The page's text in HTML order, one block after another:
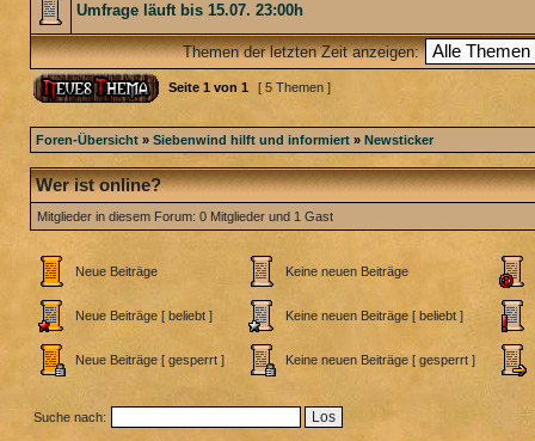
Umfrage läuft bis 15.07. 23:00h
Themen der letzten Zeit anzeigen:
Seite 1 von 1 [ 5 Themen ]
Foren-Übersicht » Siebenwind hilft und informiert » Newsticker
Wer ist online?
Mitglieder in diesem Forum: 0 Mitglieder und 1 Gast
Neue Beiträge Keine neuen Beiträge
Neue Beiträge [ beliebt ] Keine neuen Beiträge [ beliebt ]
Neue Beiträge [ gesperrt ] Keine neuen Beiträge [ gesperrt ]
Suche nach: